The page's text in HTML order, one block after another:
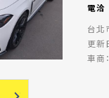
電洽
台北
更新
車商